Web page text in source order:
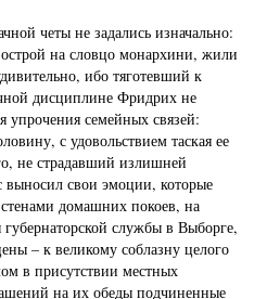
четы не задались изначально:
на словцо монархини, жили
ибо тяготевший к
дисциплине Фридрих не
упрочения семейных связей:
с удовольствием таская ее
не страдавший излишней
выносил свои эмоции, которые
домашних покоев, на
службы в Выборге,
– к великому соблазну целого
в присутствии местных
на их обеды подчиненные